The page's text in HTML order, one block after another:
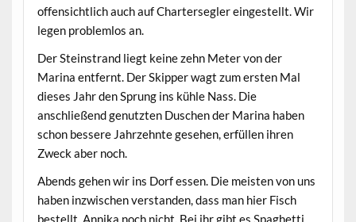
offensichtlich auch auf Chartersegler eingestellt. Wir
legen problemlos an.
Der Steinstrand liegt keine zehn Meter von der
Marina entfernt. Der Skipper wagt zum ersten Mal
dieses Jahr den Sprung ins kühle Nass. Die
anschließend genutzten Duschen der Marina haben
schon bessere Jahrzehnte gesehen, erfüllen ihren
Zweck aber noch.
Abends gehen wir ins Dorf essen. Die meisten von uns
haben inzwischen verstanden, dass man hier Fisch
bestellt. Annika noch nicht. Bei ihr gibt es Spaghetti